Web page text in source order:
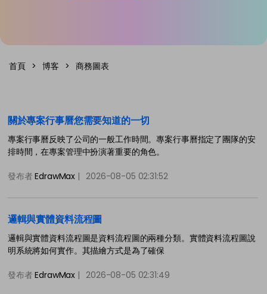
首頁 > 博客 > 商務圖表
關於專案行事曆您需要知道的一切
專案行事曆反映了公司的一般工作時間。專案行事曆指定了團隊的安
排時間，在專案管理中扮演著重要的角色。
發布者EdrawMax | 2026-08-05 02:31:52
邏輯與實體資料流程圖
邏輯與實體資料流程圖是資料流程圖的兩種分類。實體資料流程圖說
明系統將如何實作。其描繪方式是為了確保
發布者EdrawMax | 2026-08-05 02:31:49